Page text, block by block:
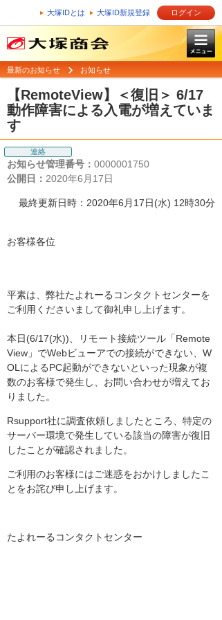
大塚IDとは 大塚ID新規登録 ログイン
最新のお知らせ お知らせ
【RemoteView】＜復旧＞ 6/17
動作障害による入電が増えていま
す
連絡
お知らせ管理番号： 0000001750
公開日： 2020年6月17日
最終更新日時：2020年6月17日(水) 12時30分
お客様各位
平素は、弊社たよれーるコンタクトセンターを
ご利用くださいまして御礼申し上げます。
本日(6/17(水))、リモート接続ツール「Remote
View」でWebビューアでの接続ができない、W
OLによるPC起動ができないといった現象が複
数のお客様で発生し、お問い合わせが増えてお
りました。
Rsupport社に調査依頼しましたところ、特定の
サーバー環境で発生している該当の障害が復旧
したことが確認されました。
ご利用のお客様にはご迷惑をおかけしましたこ
とをお詫び申し上げます。
たよれーるコンタクトセンター